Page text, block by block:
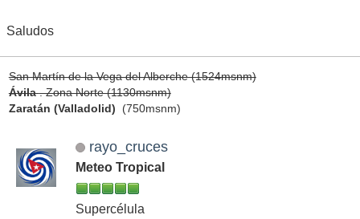
Saludos
San Martín de la Vega del Alberche (1524msnm)
Ávila. Zona Norte (1130msnm)
Zaratán (Valladolid) (750msnm)
rayo_cruces
Meteo Tropical
Supercélula